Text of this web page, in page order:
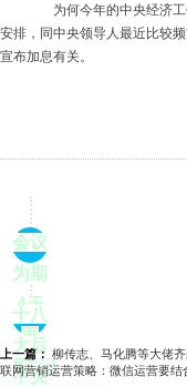
为何今年的中央经济工
安排，同中央领导人最近比较
宣布加息有关。
会议
为期
4天
再
刷“记
十八
大后
中央
上一篇： 柳传志、马化腾等大佬
联网营销运营策略：微信运营要结